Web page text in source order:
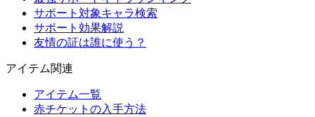
サポート対象キャラ検索
サポート効果解説
友情の証は誰に使う？
アイテム関連
アイテム一覧
赤チケットの入手方法